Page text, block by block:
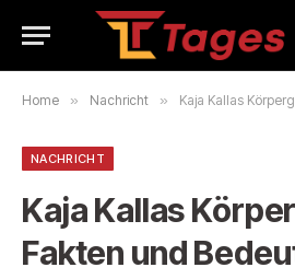
Home » Nachricht » Kaja Kallas
NACHRICHT
Kaja Kallas
Fakten und